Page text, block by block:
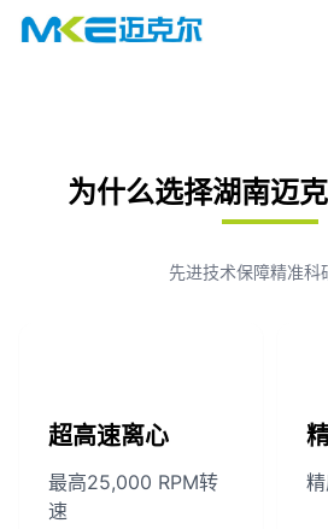
为什么选择湖南迈
先进技术保障精准科
超高速离心
最高25,000 RPM转
速